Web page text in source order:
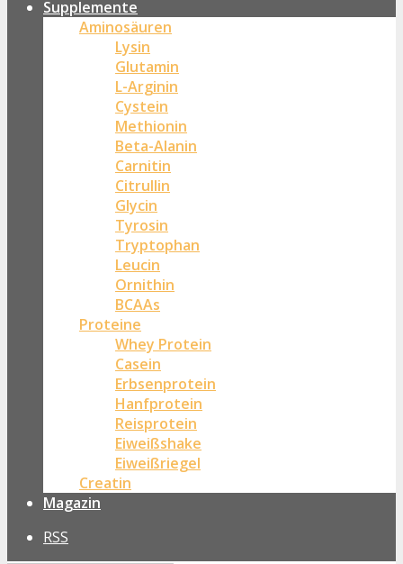
Supplemente
Aminosäuren
Lysin
Glutamin
L-Arginin
Cystein
Methionin
Beta-Alanin
Carnitin
Citrullin
Glycin
Tyrosin
Tryptophan
Leucin
Ornithin
BCAAs
Proteine
Whey Protein
Casein
Erbsenprotein
Hanfprotein
Reisprotein
Eiweißshake
Eiweißriegel
Creatin
Magazin
RSS